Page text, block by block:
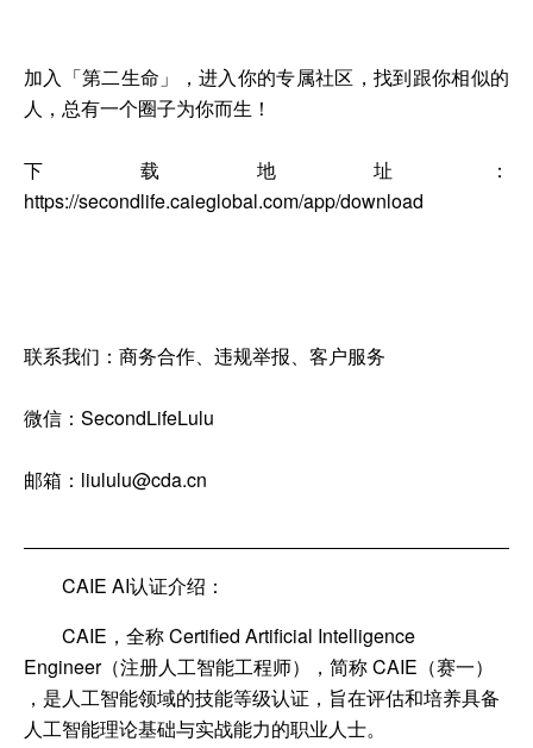
加入「第二生命」，进入你的专属社区，找到跟你相似的
人，总有一个圈子为你而生！
下载地址：
https://secondlife.caieglobal.com/app/download
联系我们：商务合作、违规举报、客户服务
微信：SecondLifeLulu
邮箱：liululu@cda.cn
CAIE AI认证介绍：
CAIE，全称 Certified Artificial Intelligence
Engineer（注册人工智能工程师），简称 CAIE（赛一）
，是人工智能领域的技能等级认证，旨在评估和培养具备
人工智能理论基础与实战能力的职业人士。